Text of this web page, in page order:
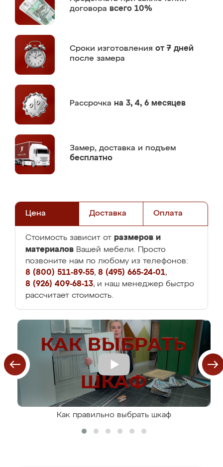
договора всего 10%
Сроки изготовления от 7 дней
после замера
Рассрочка на 3, 4, 6 месяцев
Замер, доставка и подъем
бесплатно
Цена Доставка Оплата
Стоимость зависит от размеров и
материалов Вашей мебели. Просто
позвоните нам по любому из телефонов:
8 (800) 511-89-55, 8 (495) 665-24-01,
8 (926) 409-68-13, и наш менеджер быстро
рассчитает стоимость.
Как правильно выбрать шкаф